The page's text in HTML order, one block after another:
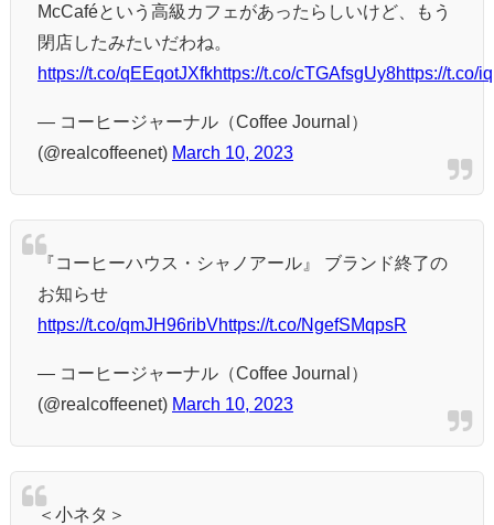
McCaféという高級カフェがあったらしいけど、もう
閉店したみたいだわね。
https://t.co/qEEqotJXfkhttps://t.co/cTGAfsgUy8https://t.co/
— コーヒージャーナル（Coffee Journal）
(@realcoffeenet) March 10, 2023
『コーヒーハウス・シャノアール』 ブランド終了の
お知らせ
https://t.co/qmJH96ribVhttps://t.co/NgefSMqpsR
— コーヒージャーナル（Coffee Journal）
(@realcoffeenet) March 10, 2023
＜小ネタ＞